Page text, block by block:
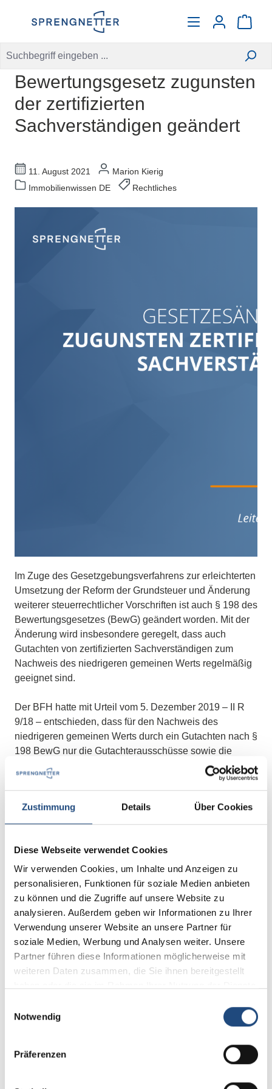
Zustimmung Details Über Cookies
Diese Webseite verwendet Cookies
Wir verwenden Cookies, um Inhalte und Anzeigen zu
personalisieren, Funktionen für soziale Medien anbieten
zu können und die Zugriffe auf unsere Website zu
analysieren. Außerdem geben wir Informationen zu Ihrer
Verwendung unserer Website an unsere Partner für
soziale Medien, Werbung und Analysen weiter. Unsere
Partner führen diese Informationen möglicherweise mit
weiteren Daten zusammen, die Sie ihnen bereitgestellt
Notwendig
Präferenzen
Bewertungsgesetz zugunsten
der zertifizierten
Sachverständigen geändert
11. August 2021
Marion Kierig
Immobilienwissen DE
Rechtliches
Im Zuge des Gesetzgebungsverfahrens zur erleichterten
Umsetzung der Reform der Grundsteuer und Änderung
weiterer steuerrechtlicher Vorschriften ist auch § 198 des
Bewertungsgesetzes (BewG) geändert worden. Mit der
Änderung wird insbesondere geregelt, dass auch
Gutachten von zertifizierten Sachverständigen zum
Nachweis des niedrigeren gemeinen Werts regelmäßig
geeignet sind.
Der BFH hatte mit Urteil vom 5. Dezember 2019 – II R
9/18 – entschieden, dass für den Nachweis des
niedrigeren gemeinen Werts durch ein Gutachten nach §
198 BewG nur die Gutachterausschüsse sowie die
öffentlich bestellten und vereidigten Sachverständigen
in Betracht kommen. Die obersten Finanzbehörden der
einemNichtanwendungserlass(vgl. auch: Schoop, in:
immobilien & bewerten 1/2021, S. 32) zu diesem Urteil
In einem weiteren Schritt brachte das
Bundesministerium für Finanzen einen entsprechenden
Gesetzentwurf zur Ergänzung des § 198
Bewertungsgesetz (BewG) in den Bundestag ein mit
dem Ziel, gesetzlich zu regeln, dass zur Festsetzung
des niedrigeren gemeinen Werts nicht nur Gutachten
von Gutachterausschüssen und öffentlich bestellten und
vereidigten Sachverständigen, sondern auch Gutachten
ISO/IEC 17024 akkreditierten Stelle verfügen.
Aufgrund des Beschlusses des Bundestages wurde in §
198 des Bewertungsgesetzes in diesem